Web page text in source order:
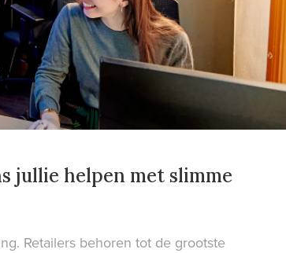
jullie helpen met slimme
Retailers behoren tot de grootste